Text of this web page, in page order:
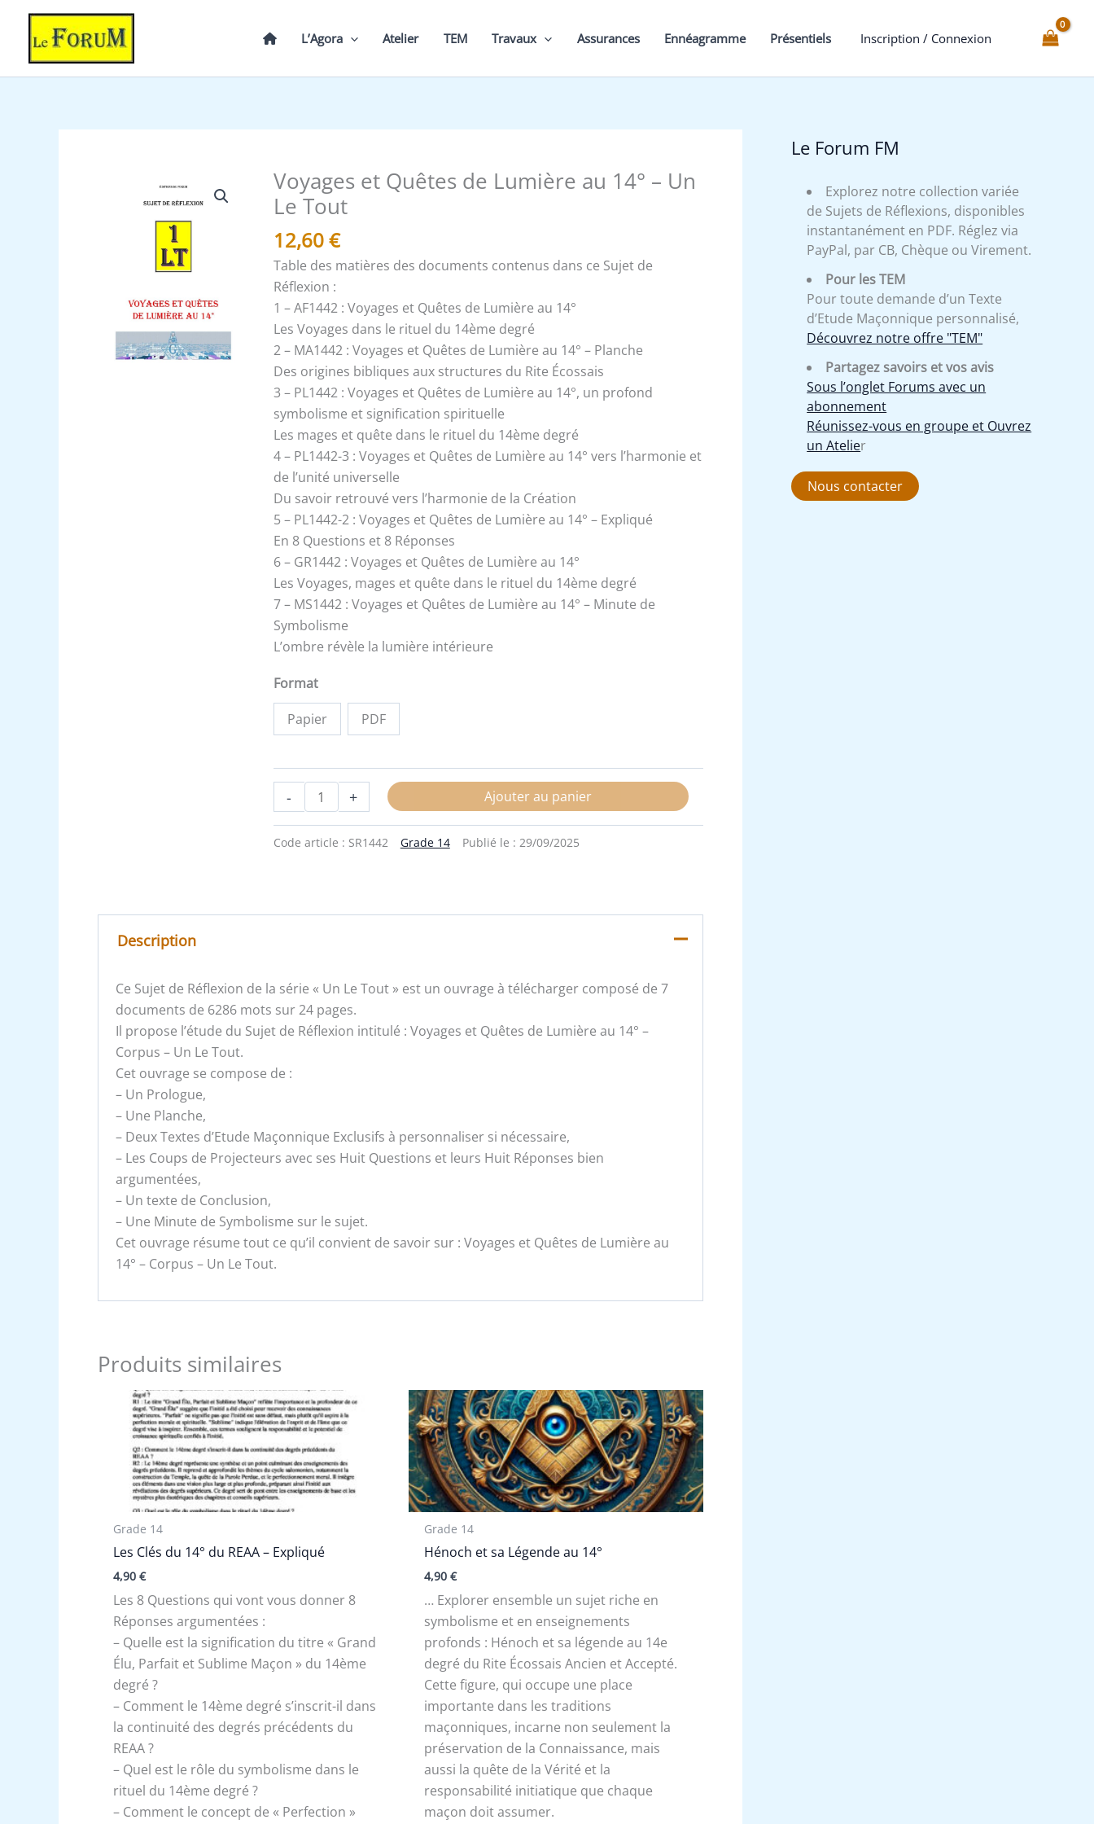
contenu
L’Agora Atelier TEM Travaux Assurances Ennéagramme Présentiels Inscription / Connexion
Voyages et Quêtes de Lumière au 14° – Un
Le Tout
12,60€
Table des matières des documents contenus dans ce Sujet de
Réflexion :
1 – AF1442 : Voyages et Quêtes de Lumière au 14°
Les Voyages dans le rituel du 14ème degré
2 – MA1442 : Voyages et Quêtes de Lumière au 14° – Planche
Des origines bibliques aux structures du Rite Écossais
3 – PL1442 : Voyages et Quêtes de Lumière au 14°, un profond
symbolisme et signification spirituelle
Les mages et quête dans le rituel du 14ème degré
4 – PL1442-3 : Voyages et Quêtes de Lumière au 14° vers l’harmonie et
de l’unité universelle
Du savoir retrouvé vers l’harmonie de la Création
5 – PL1442-2 : Voyages et Quêtes de Lumière au 14° – Expliqué
En 8 Questions et 8 Réponses
6 – GR1442 : Voyages et Quêtes de Lumière au 14°
Les Voyages, mages et quête dans le rituel du 14ème degré
7 – MS1442 : Voyages et Quêtes de Lumière au 14° – Minute de
Symbolisme
L’ombre révèle la lumière intérieure
Format
Papier PDF
-
quantité
de
et
Quêtes
de
Lumière
au
14°
-
Un
Le
Tout
+ Ajouter au panier
Code article : SR1442 Grade 14 Publié le : 29/09/2025
Description
Ce Sujet de Réflexion de la série « Un Le Tout » est un ouvrage à télécharger composé de 7
documents de 6286 mots sur 24 pages.
Il propose l’étude du Sujet de Réflexion intitulé : Voyages et Quêtes de Lumière au 14° –
Corpus – Un Le Tout.
Cet ouvrage se compose de :
– Un Prologue,
– Une Planche,
– Deux Textes d’Etude Maçonnique Exclusifs à personnaliser si nécessaire,
– Les Coups de Projecteurs avec ses Huit Questions et leurs Huit Réponses bien
argumentées,
– Un texte de Conclusion,
– Une Minute de Symbolisme sur le sujet.
Cet ouvrage résume tout ce qu’il convient de savoir sur : Voyages et Quêtes de Lumière au
14° – Corpus – Un Le Tout.
Produits similaires
Grade 14
Les Clés du 14° du REAA – Expliqué
4,90€
Les 8 Questions qui vont vous donner 8
Réponses argumentées :
– Quelle est la signification du titre « Grand
Élu, Parfait et Sublime Maçon » du 14ème
degré ?
– Comment le 14ème degré s’inscrit-il dans
la continuité des degrés précédents du
REAA ?
– Quel est le rôle du symbolisme dans le
rituel du 14ème degré ?
– Comment le concept de « Perfection »
Grade 14
Hénoch et sa Légende au 14°
4,90€
… Explorer ensemble un sujet riche en
symbolisme et en enseignements
profonds : Hénoch et sa légende au 14e
degré du Rite Écossais Ancien et Accepté.
Cette figure, qui occupe une place
importante dans les traditions
maçonniques, incarne non seulement la
préservation de la Connaissance, mais
aussi la quête de la Vérité et la
responsabilité initiatique que chaque
maçon doit assumer.
Le Forum FM
Explorez notre collection variée
de Sujets de Réflexions, disponibles
instantanément en PDF. Réglez via
PayPal, par CB, Chèque ou Virement.
Pour les TEM
Pour toute demande d’un Texte
d’Etude Maçonnique personnalisé,
Découvrez notre offre "TEM"
Partagez savoirs et vos avis
Sous l’onglet Forums avec un
abonnement
Réunissez-vous en groupe et Ouvrez
un Atelier
Nous contacter